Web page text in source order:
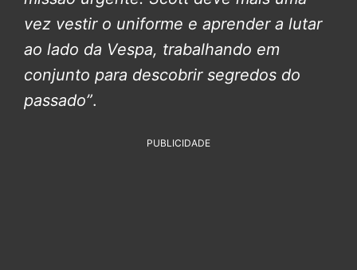
vez vestir o uniforme e aprender a lutar
ao lado da Vespa, trabalhando em
conjunto para descobrir segredos do
passado”.
PUBLICIDADE